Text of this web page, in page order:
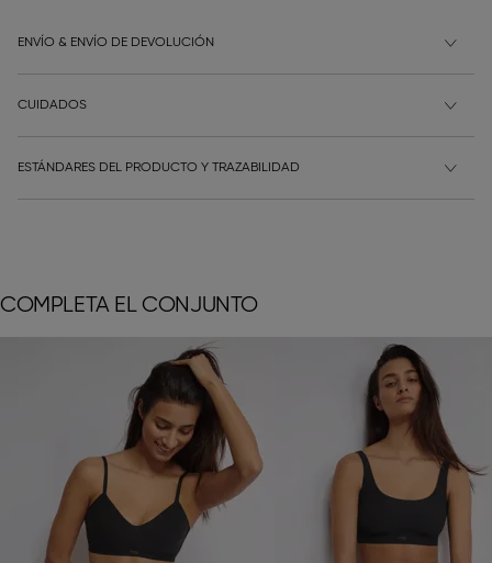
ENVÍO & ENVÍO DE DEVOLUCIÓN
CUIDADOS
ESTÁNDARES DEL PRODUCTO Y TRAZABILIDAD
COMPLETA EL CONJUNTO